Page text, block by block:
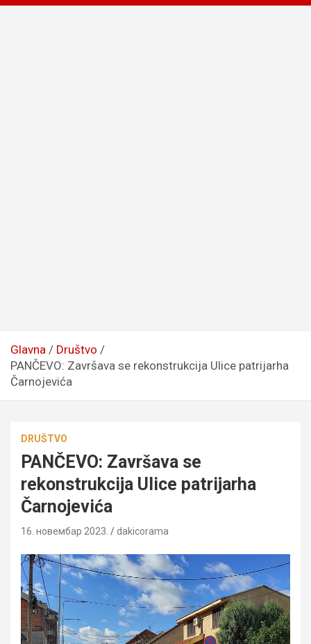
Glavna
Društvo
PANČEVO: Završava se rekonstrukcija Ulice patrijarha
Čarnojevića
DRUŠTVO
PANČEVO: Završava se
rekonstrukcija Ulice patrijarha
Čarnojevića
16. новембар 2023. dakicorama